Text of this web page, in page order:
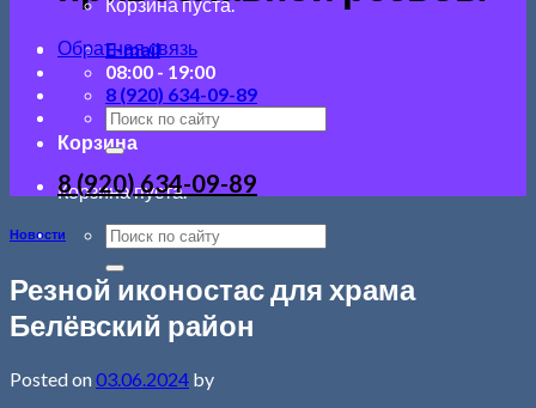
E-mail
08:00 - 19:00
8 (920) 634-09-89
Корзина
Корзина пуста.
Обратная связь
8 (920) 634-09-89
Новости
Резной иконостас для храма
Белёвский район
Posted on03.06.2024 by